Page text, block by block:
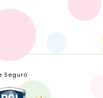
Seguro